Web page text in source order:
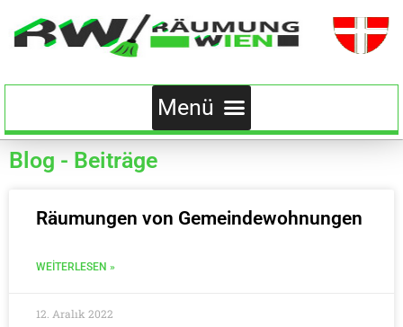
Blog - Beiträge
Räumungen von Gemeindewohnungen
WEITERLESEN »
12. Aralık 2022